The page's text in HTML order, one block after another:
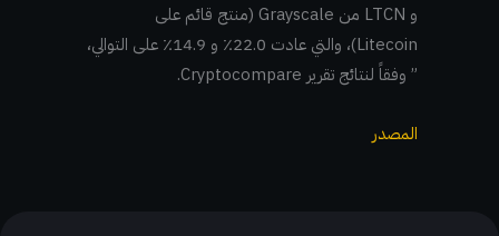
و LTCN من Grayscale (منتج قائم على
Litecoin)، والتي عادت 22.0٪ و 14.9٪ على التوالي،
” وفقاً لنتائج تقرير Cryptocompare.
المصدر